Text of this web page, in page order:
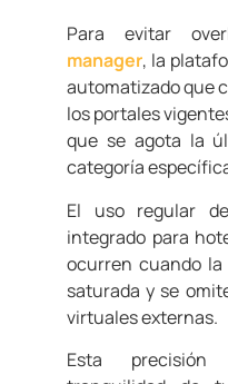
Para evitar
manager, la
automatizado que
los portales
que se agota la
categoría
El uso regular
integrado para
ocurren cuando
saturada y se
virtuales externas.
Esta